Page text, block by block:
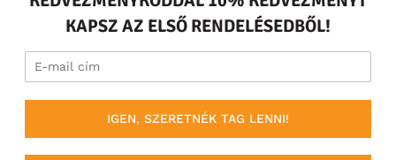
KAPSZ AZ ELSŐ RENDELÉSEDBŐL!
IGEN, SZERETNÉK TAG LENNI!